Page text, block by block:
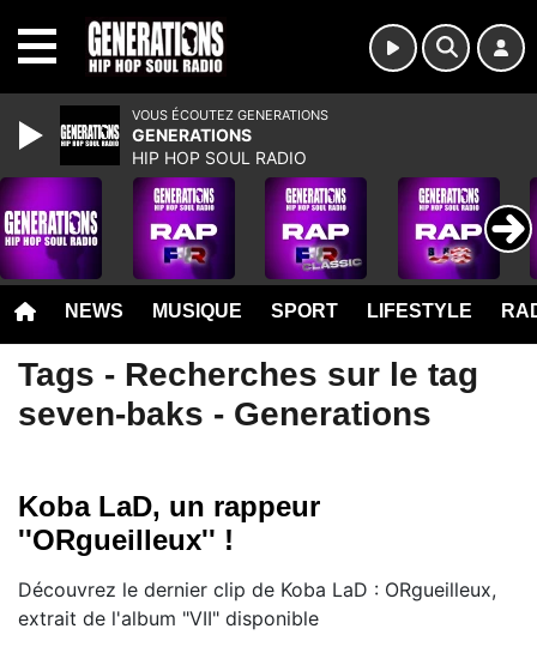
NEWS MUSIQUE SPORT LIFESTYLE
Tags - Recherches sur le tag
seven-baks - Generations
Koba LaD, un rappeur
''ORgueilleux'' !
Découvrez le dernier clip de Koba LaD : ORgueilleux,
extrait de l'album "VII" disponible
VOUS ÉCOUTEZ GENERATIONS
GENERATIONS
HIP HOP SOUL RADIO